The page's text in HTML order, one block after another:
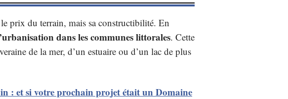
prix du terrain, mais sa constructibilité. En
dans les communes littorales. Cette
de la mer, d’un estuaire ou d’un lac de plus
: et si votre prochain projet était un Domaine